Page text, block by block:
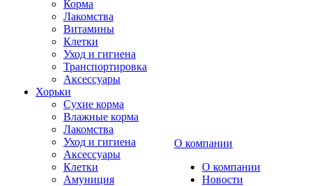
Корма
Лакомства
Витамины
Клетки
Уход и гигиена
Транспортировка
Аксессуары
Хорьки
Сухие корма
Влажные корма
Лакомства
Уход и гигиена
Аксессуары
Клетки
Амуниция
О компании
О компании
Новости